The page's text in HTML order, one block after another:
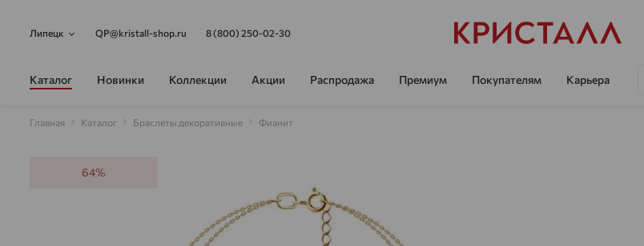
Липецк QP@kristall-shop.ru 8 (800) 250-02-30
Каталог Новинки Коллекции Акции Распродажа Премиум Покупателям Карьера
Главная Каталог Браслеты декоративные Фианит
64%